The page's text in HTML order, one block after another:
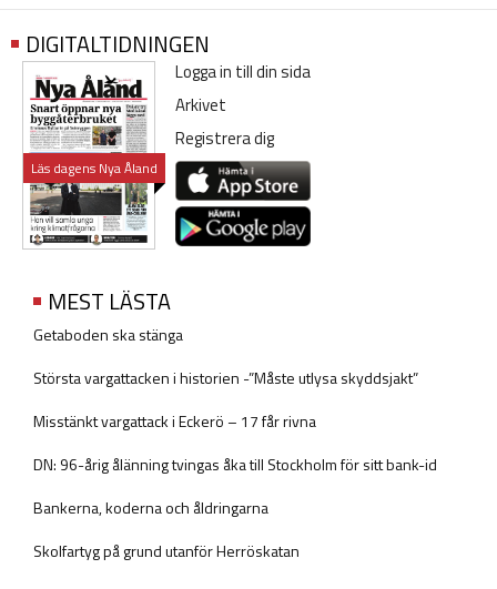
DIGITALTIDNINGEN
Läs dagens Nya Åland
Logga in till din sida
Arkivet
Registrera dig
MEST LÄSTA
Getaboden ska stänga
Största vargattacken i historien -”Måste utlysa skyddsjakt”
Misstänkt vargattack i Eckerö – 17 får rivna
DN: 96-årig ålänning tvingas åka till Stockholm för sitt bank-id
Bankerna, koderna och åldringarna
Skolfartyg på grund utanför Herröskatan